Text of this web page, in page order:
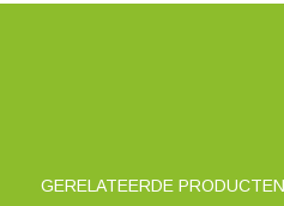
GERELATEERDE PRODUCTEN